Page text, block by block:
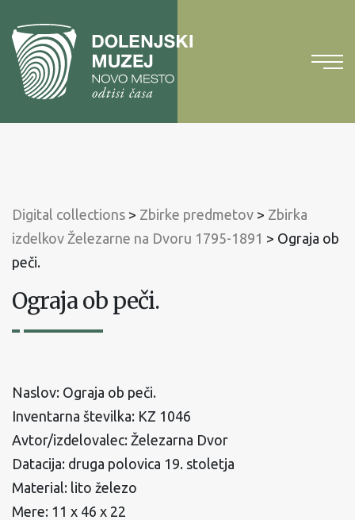
contentTo
main
menu
Digital collections > Zbirke predmetov > Zbirka
izdelkov Železarne na Dvoru 1795-1891 > Ograja ob
peči.
Ograja ob peči.
Naslov: Ograja ob peči.
Inventarna številka: KZ 1046
Avtor/izdelovalec: Železarna Dvor
Datacija: druga polovica 19. stoletja
Material: lito železo
Mere: 11 x 46 x 22